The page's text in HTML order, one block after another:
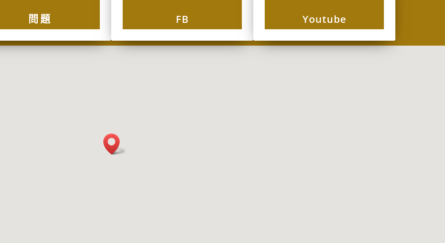
問題 FB Youtube